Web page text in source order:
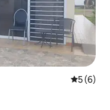
Vidutinis
5 (6)